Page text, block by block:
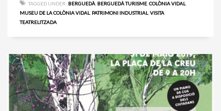
TAGGED UNDER: BERGUEDÀ BERGUEDÀ TURISME COLÒNIA VIDAL,
MUSEU DE LA COLÒNIA VIDAL, PATRIMONI INDUSTRIAL, VISITA
TEATRELITZADA